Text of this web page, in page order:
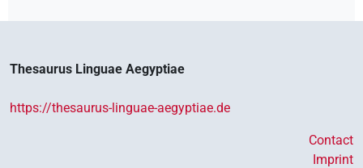
Thesaurus Linguae Aegyptiae
https://thesaurus-linguae-aegyptiae.de
Contact
Imprint